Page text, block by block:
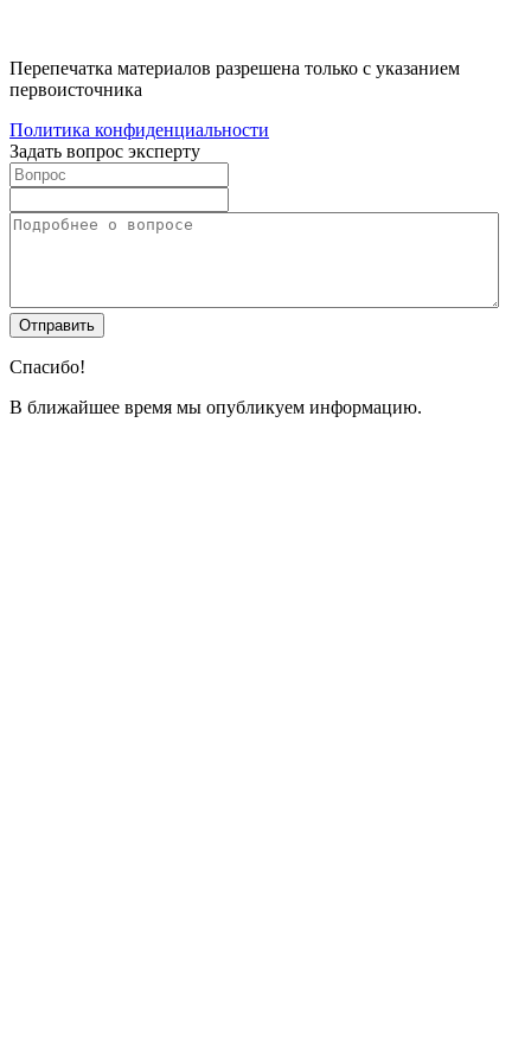
Перепечатка материалов разрешена только с указанием
первоисточника
Политика конфиденциальности
Задать вопрос эксперту
Спасибо!
В ближайшее время мы опубликуем информацию.